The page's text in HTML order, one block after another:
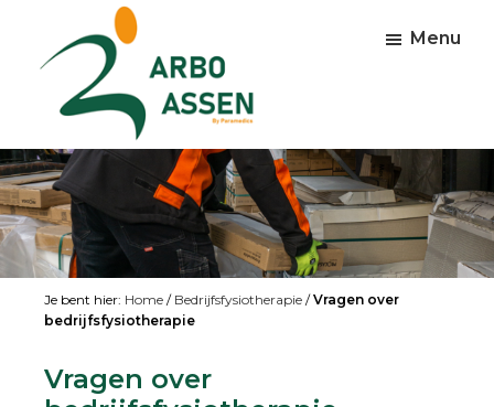
content
primary
sidebar
Arbo
Assen
Preventie
en
leefstijl
Menu
Je bent hier: Home / Bedrijfsfysiotherapie /Vragen over
bedrijfsfysiotherapie
Vragen over